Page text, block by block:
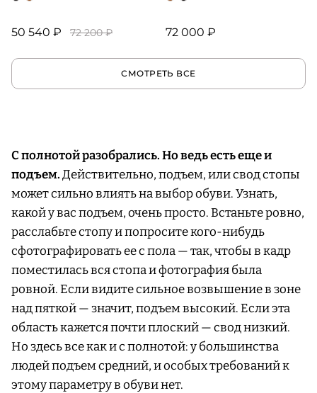
50 540 ₽ 72 200 ₽ 72 000 ₽
СМОТРЕТЬ ВСЕ
С полнотой разобрались. Но ведь есть еще и
подъем.Действительно, подъем, или свод стопы
может сильно влиять на выбор обуви. Узнать,
какой у вас подъем, очень просто. Встаньте ровно,
расслабьте стопу и попросите кого-нибудь
сфотографировать ее с пола — так, чтобы в кадр
поместилась вся стопа и фотография была
ровной. Если видите сильное возвышение в зоне
над пяткой — значит, подъем высокий. Если эта
область кажется почти плоский — свод низкий.
Но здесь все как и с полнотой: у большинства
людей подъем средний, и особых требований к
этому параметру в обуви нет.